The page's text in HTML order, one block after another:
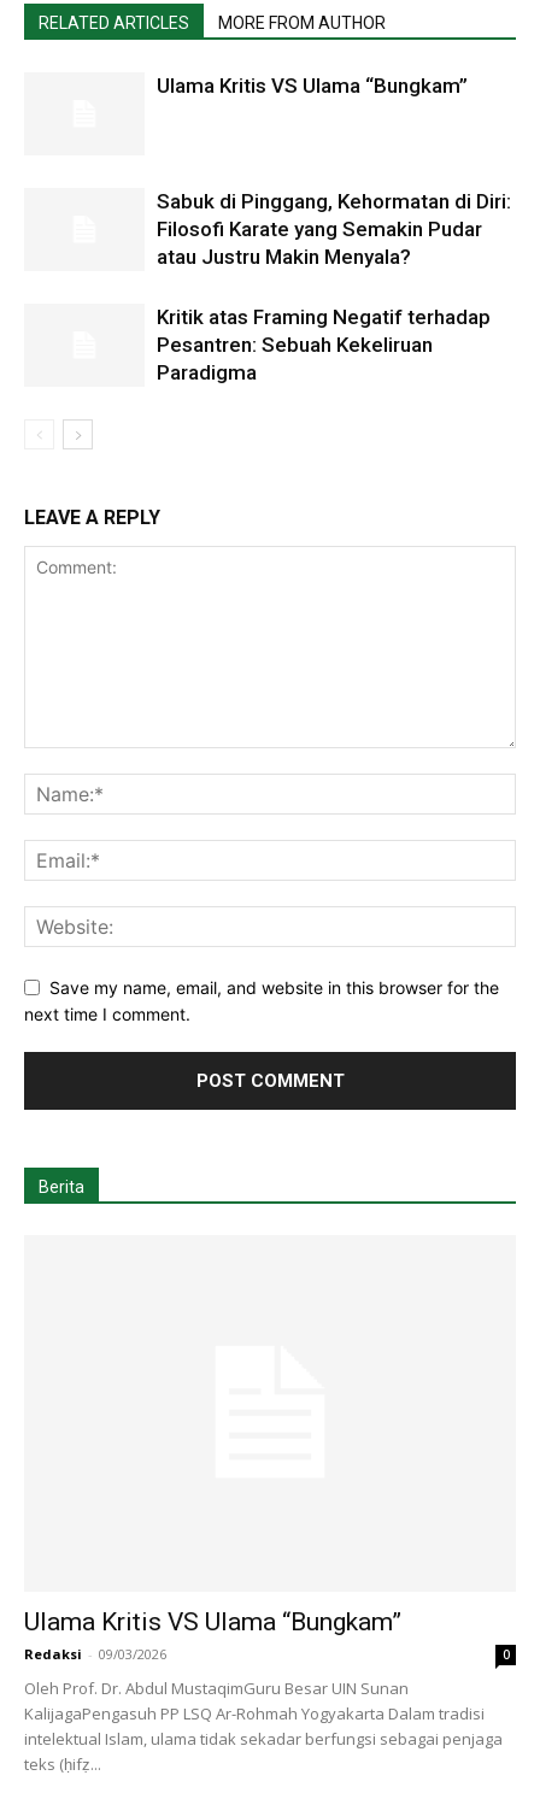
RELATED ARTICLES MORE FROM AUTHOR
Ulama Kritis VS Ulama “Bungkam”
Sabuk di Pinggang, Kehormatan di Diri:
Filosofi Karate yang Semakin Pudar
atau Justru Makin Menyala?
Kritik atas Framing Negatif terhadap
Pesantren: Sebuah Kekeliruan
Paradigma
LEAVE A REPLY
Save my name, email, and website in this browser for the
next time I comment.
Berita
Ulama Kritis VS Ulama “Bungkam”
Redaksi - 09/03/2026 0
Oleh Prof. Dr. Abdul MustaqimGuru Besar UIN Sunan
KalijagaPengasuh PP LSQ Ar-Rohmah Yogyakarta Dalam tradisi
intelektual Islam, ulama tidak sekadar berfungsi sebagai penjaga
teks (ḥifẓ...